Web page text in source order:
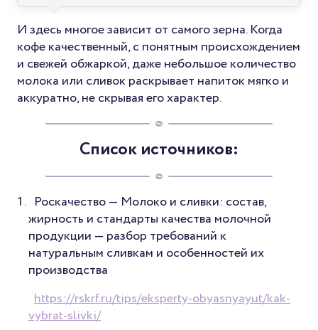
И здесь многое зависит от самого зерна. Когда
кофе качественный, с понятным происхождением
и свежей обжаркой, даже небольшое количество
молока или сливок раскрывает напиток мягко и
аккуратно, не скрывая его характер.
Список источников:
Роскачество — Молоко и сливки: состав,
жирность и стандарты качества молочной
продукции — разбор требований к
натуральным сливкам и особенностей их
производства
https://rskrf.ru/tips/eksperty-obyasnyayut/kak-
vybrat-slivki/